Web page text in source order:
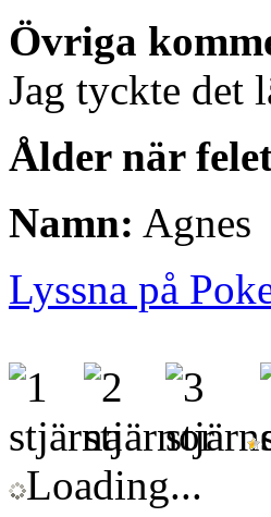
Övriga
Jag tyckte det
Ålder när
Namn: Agnes
Lyssna på
Loading...